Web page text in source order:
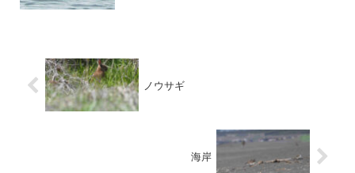
ノウサギ
海岸